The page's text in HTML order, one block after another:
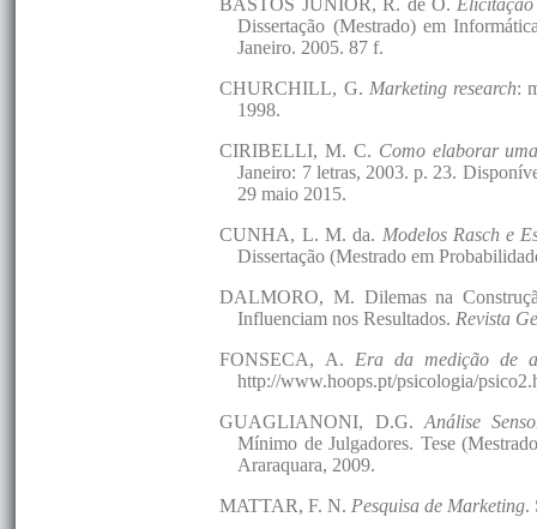
Dissertação (Mestrado) em
Janeiro. 2005. 87 f.
CHURCHILL, G. Marketing research:
1998.
CIRIBELLI, M. C. Como elaborar
Janeiro: 7 letras, 2003. p. 23.
29 maio 2015.
CUNHA, L. M. da. Modelos Rasch e
Dissertação (Mestrado em
DALMORO, M. Dilemas na
Influenciam nos Resultados. Revista
FONSECA, A. Era da medição de
http://www.hoops.pt/psicologia/
GUAGLIANONI, D.G. Análise
Mínimo de Julgadores. Tese
Araraquara, 2009.
MATTAR, F. N. Pesquisa de Marketing.